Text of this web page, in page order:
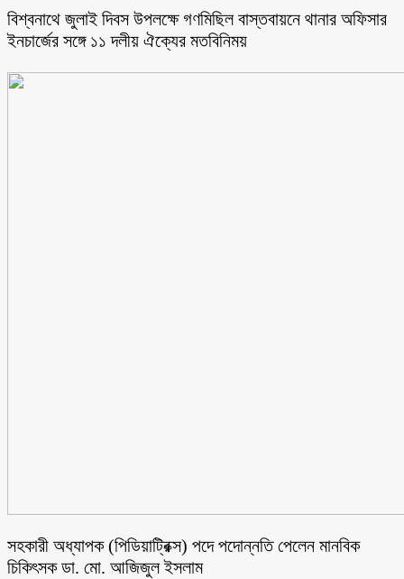
বিশ্বনাথে জুলাই দিবস উপলক্ষে গণমিছিল বাস্তবায়নে থানার অফিসার
ইনচার্জের সঙ্গে ১১ দলীয় ঐক্যের মতবিনিময়
সহকারী অধ্যাপক (পিডিয়াট্রিক্স) পদে পদোন্নতি পেলেন মানবিক
চিকিৎসক ডা. মো. আজিজুল ইসলাম